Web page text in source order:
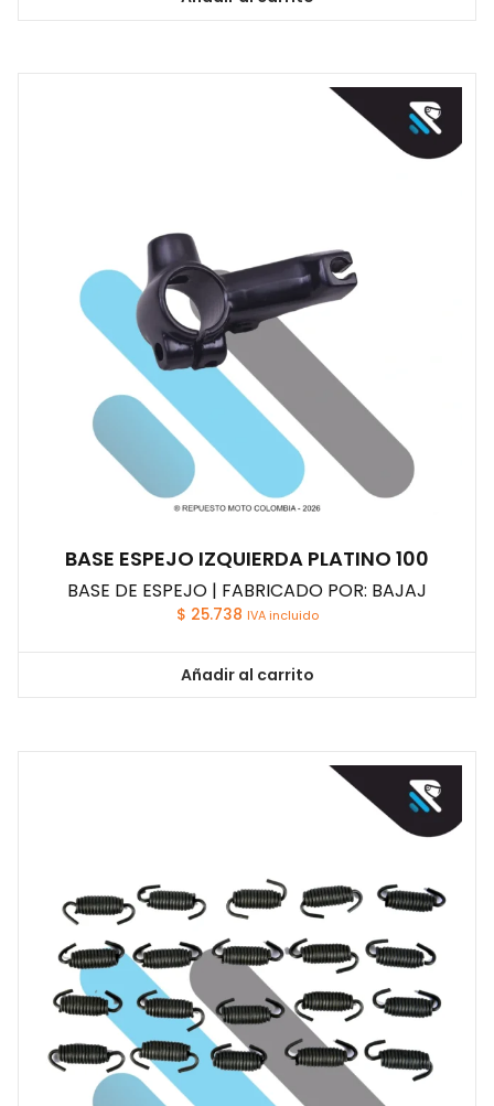
BASE ESPEJO IZQUIERDA PLATINO 100
BASE DE ESPEJO | FABRICADO POR: BAJAJ
$ 25.738 IVA incluido
Añadir al carrito